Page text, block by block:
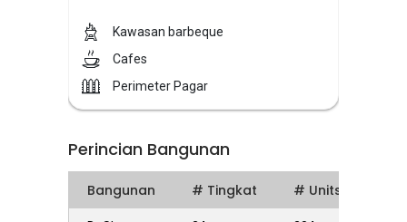
Kawasan barbeque
Cafes
Perimeter Pagar
Perincian Bangunan
Bangunan # Tingkat # Units